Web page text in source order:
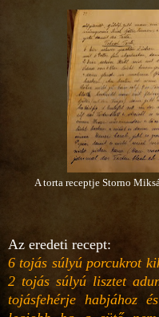
A torta receptje Storno
Az eredeti recept:
6 tojás súlyú porcukrot
2 tojás súlyú lisztet
tojásfehérje habjához